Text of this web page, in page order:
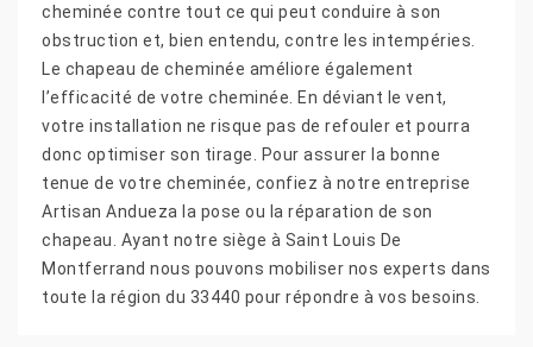
cheminée contre tout ce qui peut conduire à son
obstruction et, bien entendu, contre les intempéries.
Le chapeau de cheminée améliore également
l’efficacité de votre cheminée. En déviant le vent,
votre installation ne risque pas de refouler et pourra
donc optimiser son tirage. Pour assurer la bonne
tenue de votre cheminée, confiez à notre entreprise
Artisan Andueza la pose ou la réparation de son
chapeau. Ayant notre siège à Saint Louis De
Montferrand nous pouvons mobiliser nos experts dans
toute la région du 33440 pour répondre à vos besoins.